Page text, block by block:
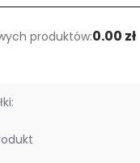
produktów:0.00 zł